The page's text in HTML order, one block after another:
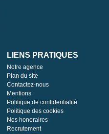
LIENS PRATIQUES
Notre agence
Plan du site
Contactez-nous
Mentions
Politique de confidentialité
Politique des cookies
Nos honoraires
Recrutement